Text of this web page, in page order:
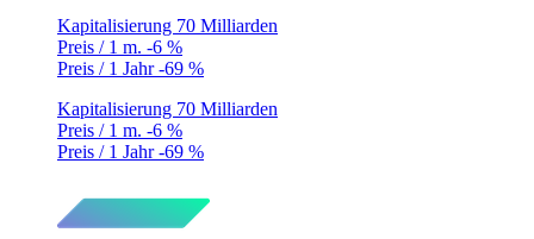
Kapitalisierung 70 Milliarden
Preis / 1 m. -6 %
Preis / 1 Jahr-69 %
Kapitalisierung 70 Milliarden
Preis / 1 m. -6 %
Preis / 1 Jahr-69 %